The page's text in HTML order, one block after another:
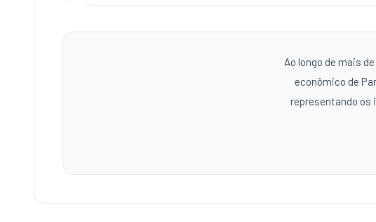
Ao longo de mais de
econômico de
representando os